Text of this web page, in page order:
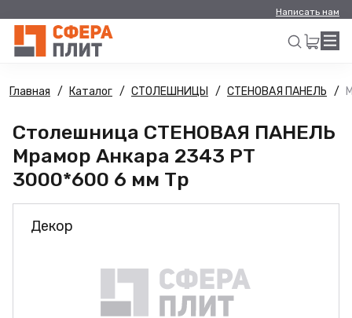
Написать нам
Искать
Главная Каталог СТОЛЕШНИЦЫ СТЕНОВАЯ ПАНЕЛЬ
Столешница СТЕНОВАЯ ПАНЕЛЬ
Мрамор Анкара 2343 PT
3000*600 6 мм Тр
Декор